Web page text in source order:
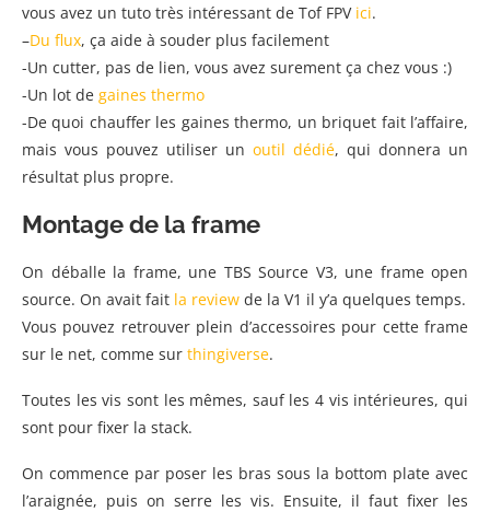
vous avez un tuto très intéressant de Tof FPV ici.
–Du flux, ça aide à souder plus facilement
-Un cutter, pas de lien, vous avez surement ça chez vous :)
-Un lot de gaines thermo
-De quoi chauffer les gaines thermo, un briquet fait l’affaire,
mais vous pouvez utiliser un outil dédié, qui donnera un
résultat plus propre.
Montage de la frame
On déballe la frame, une TBS Source V3, une frame open
source. On avait fait la review de la V1 il y’a quelques temps.
Vous pouvez retrouver plein d’accessoires pour cette frame
sur le net, comme sur thingiverse.
Toutes les vis sont les mêmes, sauf les 4 vis intérieures, qui
sont pour fixer la stack.
On commence par poser les bras sous la bottom plate avec
l’araignée, puis on serre les vis. Ensuite, il faut fixer les